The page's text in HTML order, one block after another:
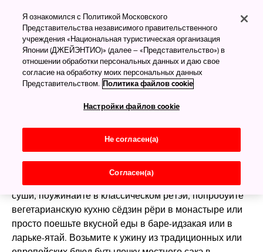
Еда и напитки в
Японии
Еда как искусство
Японскую кухню можно разделить на васёку
сомэн, тэмпура) и ёсёку (японские варианты
западной пищи — паста, омлет, тушёная говядина).
ХоккайдодоКюсюи
везде встречается огромное разнообразие блюд, в
том числе сезонных и отражающих местные
культурные особенности. Посидите за конвейером с
суши, поужинайте в классическом рётэй, попробуйте
вегетарианскую кухню сёдзин рёри в монастыре или
просто поешьте вкусной еды в баре-идзакая или в
ларьке-ятай. Возьмите к ужину из традиционных или
Я ознакомился с Политикой Московского
Представительства независимого правительственного
учреждения «Национальная туристическая организация
Японии (ДЖЕЙЭНТИО)» (далее – «Представительство») в
отношении обработки персональных данных и даю свое
согласие на обработку моих персональных данных
Представительством. Политика файлов cookie
Настройки файлов cookie
Не согласен(а)
Согласен(а)